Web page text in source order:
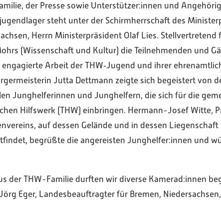
der Presse sowie Unterstützer:innen und
steht unter der Schirmherrschaft des
Herrn Ministerpräsident Olaf Lies.
(Wissenschaft und Kultur) die Teilnehmenden und
engagierte Arbeit der THW‑Jugend und ihrer
Jutta Dettmann zeigte sich begeistert von
Junghelferinnen und Junghelfern, die sich für die
Hilfswerk (THW) einbringen. Hermann-Josef Witte,
auf dessen Gelände und in dessen
begrüßte die angereisten Junghelfer:innen und
der THW-Familie durften wir diverse Kamerad:innen
Eger, Landesbeauftragter für Bremen,